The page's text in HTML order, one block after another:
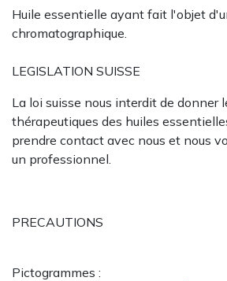
Huile essentielle ayant fait l'objet
chromatographique.
LEGISLATION SUISSE
La loi suisse nous interdit de donner
thérapeutiques des huiles
prendre contact avec nous et nous
un professionnel.
PRECAUTIONS
Pictogrammes :